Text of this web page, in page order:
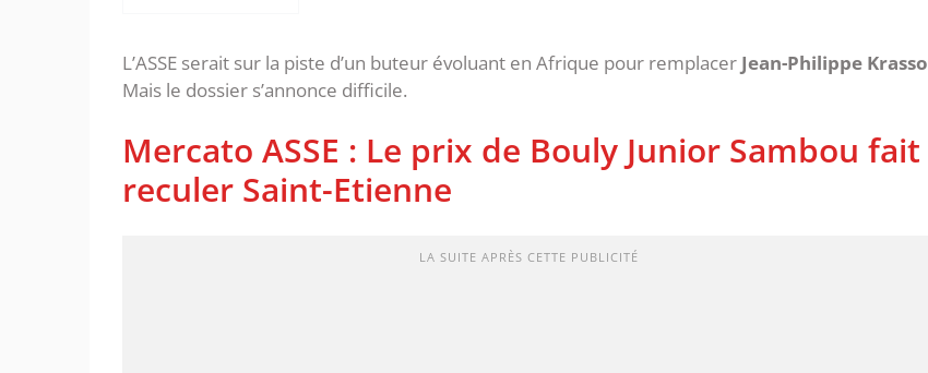
L’ASSE serait sur la piste d’un buteur évoluant en Afrique pour remplacer Jean-Philippe Krasso
Mais le dossier s’annonce difficile.
Mercato ASSE : Le prix de Bouly Junior Sambou fait
reculer Saint-Etienne
LA SUITE APRÈS CETTE PUBLICITÉ